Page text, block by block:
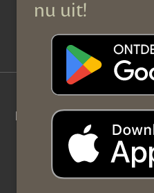
Over HRMorgen
HRMorgen.nl 2026©